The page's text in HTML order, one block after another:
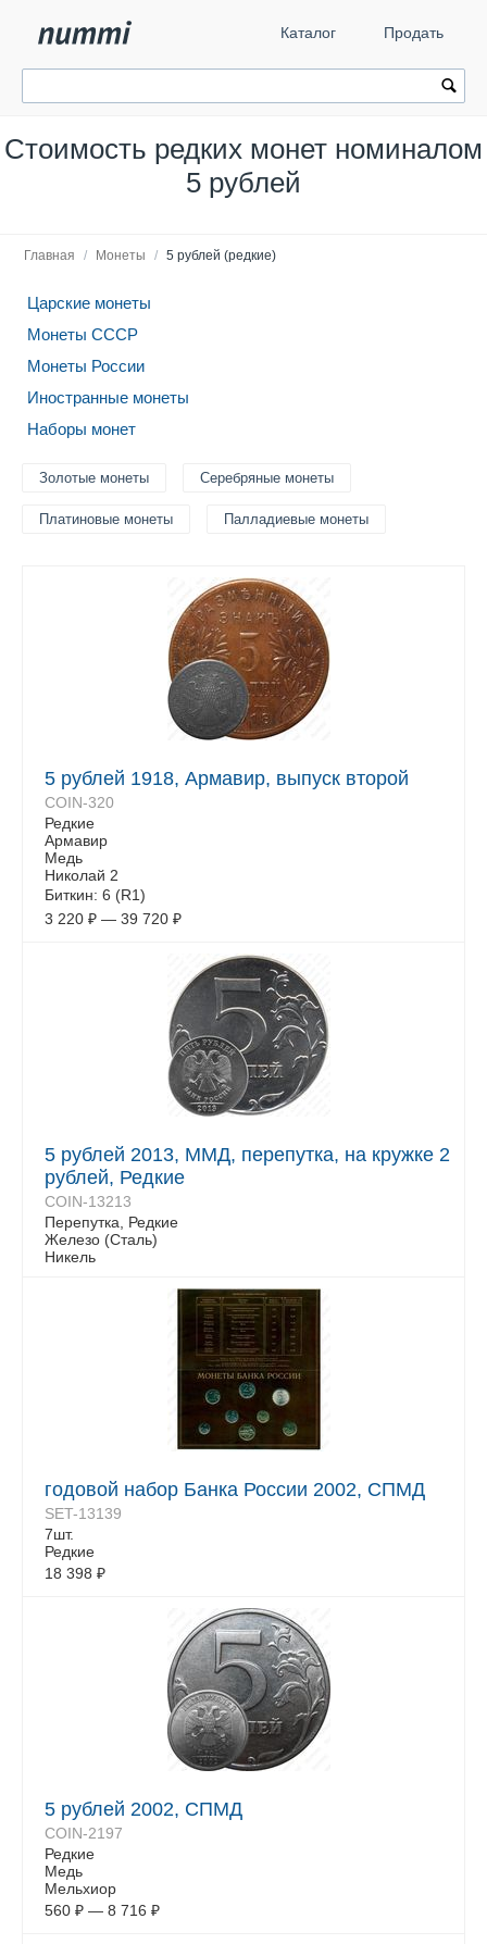
Каталог Продать
Стоимость редких монет номиналом
5 рублей
Главная / Монеты / 5 рублей (редкие)
Царские монеты
Монеты СССР
Монеты России
Иностранные монеты
Наборы монет
Золотые монеты Серебряные монеты
Платиновые монеты Палладиевые монеты
5 рублей 1918, Армавир, выпуск второй
COIN-320
Редкие
Армавир
Медь
Николай 2
Биткин: 6 (R1)
3 220 ₽ — 39 720 ₽
5 рублей 2013, ММД, перепутка, на кружке 2
рублей, Редкие
COIN-13213
Перепутка, Редкие
Железо (Сталь)
Никель
годовой набор Банка России 2002, СПМД
SET-13139
7шт.
Редкие
18 398 ₽
5 рублей 2002, СПМД
COIN-2197
Редкие
Медь
Мельхиор
560 ₽ — 8 716 ₽